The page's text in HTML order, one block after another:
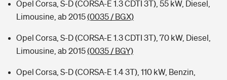
Opel Corsa, S-D (CORSA-E 1.3 CDTI 3T), 55 kW, Diesel,
Limousine, ab 2015(0035 / BGX)
Opel Corsa, S-D (CORSA-E 1.3 CDTI 3T), 70 kW, Diesel,
Limousine, ab 2015(0035 / BGY)
Opel Corsa, S-D (CORSA-E 1.4 3T), 110 kW, Benzin,